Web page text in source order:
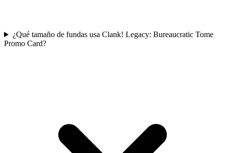
¿Qué tamaño de fundas usa Clank! Legacy: Bureaucratic Tome
Promo Card?